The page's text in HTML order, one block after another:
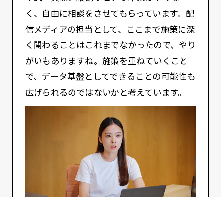
く、自由に相談をさせてもらっています。配
信メディアの担当として、ここまで施策に深
く関わることはこれまでなかったので、やり
がいもありますね。施策を重ねていくこと
で、データ基盤としてできることの可能性も
広げられるのではないかと考えています。